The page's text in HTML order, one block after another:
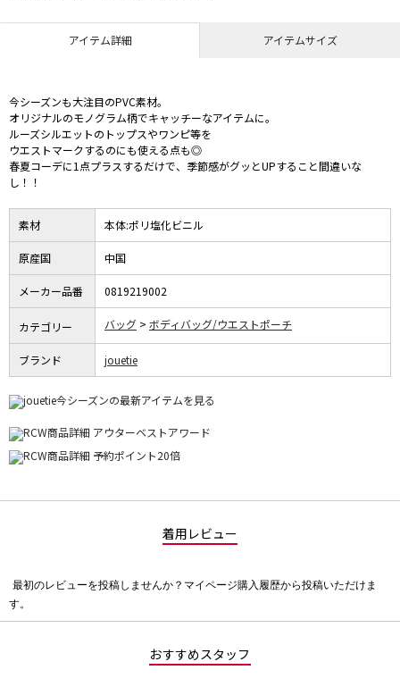
アイテム詳細 アイテムサイズ
今シーズンも大注目のPVC素材。
オリジナルのモノグラム柄でキャッチーなアイテムに。
ルーズシルエットのトップスやワンピ等を
ウエストマークするのにも使える点も◎
春夏コーデに1点プラスするだけで、季節感がグッとUPすること間違いな
し！！
素材 本体:ポリ塩化ビニル
原産国 中国
メーカー品番 0819219002
カテゴリー バッグ ボディバッグ/ウエストポーチ
ブランド jouetie
着用レビュー
価
最初のレビューを投稿しませんか？マイページ購入履歴から投稿いただけま
す。
おすすめスタッフ